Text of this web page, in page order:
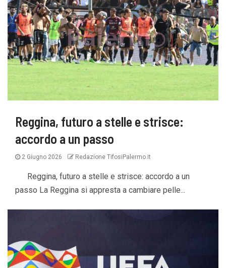
Reggina, futuro a stelle e strisce:
accordo a un passo
2 Giugno 2026 Redazione TifosiPalermo.it
Reggina, futuro a stelle e strisce: accordo a un
passo La Reggina si appresta a cambiare pelle...